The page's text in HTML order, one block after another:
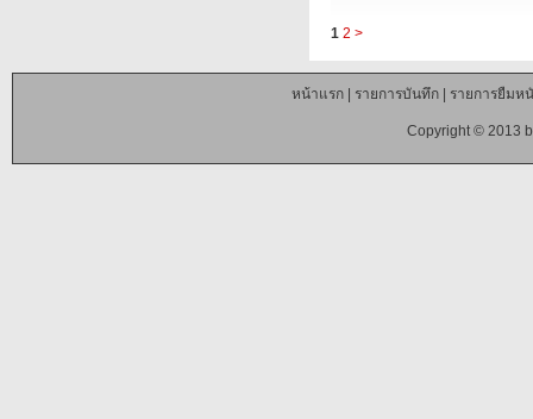
1 2 >
หน้าแรก| รายการบันทึก| รายการยืมห
Copyright © 2013